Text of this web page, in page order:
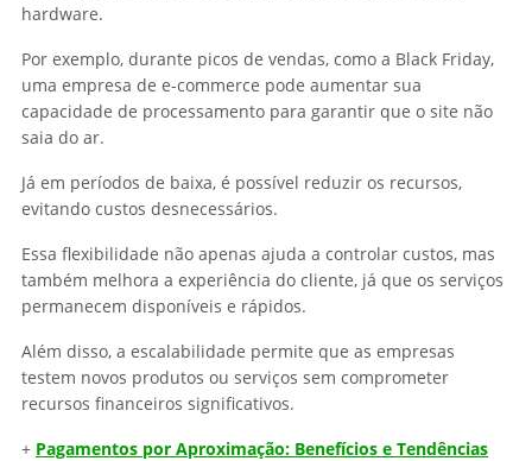
hardware.
Por exemplo, durante picos de vendas, como a Black Friday,
uma empresa de e-commerce pode aumentar sua
capacidade de processamento para garantir que o site não
saia do ar.
Já em períodos de baixa, é possível reduzir os recursos,
evitando custos desnecessários.
Essa flexibilidade não apenas ajuda a controlar custos, mas
também melhora a experiência do cliente, já que os serviços
permanecem disponíveis e rápidos.
Além disso, a escalabilidade permite que as empresas
testem novos produtos ou serviços sem comprometer
recursos financeiros significativos.
+ Pagamentos por Aproximação: Benefícios e Tendências